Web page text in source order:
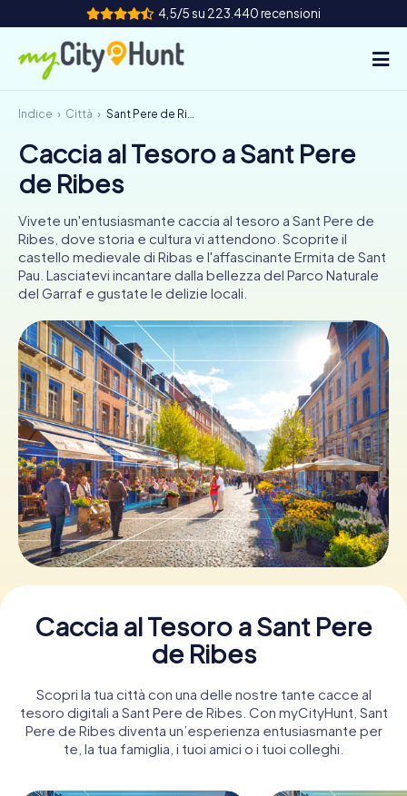
4,5/5 su 223.440 recensioni
Come funziona
Città
Team Building
Biglietti
INT AT CH
DE
ES
FR UK
IE
IT
NL
Prenota Biglietti
Acquista i Voucher
Indice Città Sant Pere de Ribes
Caccia al Tesoro a Sant Pere
de Ribes
Vivete un'entusiasmante caccia al tesoro a Sant Pere de
Ribes, dove storia e cultura vi attendono. Scoprite il
castello medievale di Ribas e l'affascinante Ermita de Sant
Pau. Lasciatevi incantare dalla bellezza del Parco Naturale
del Garraf e gustate le delizie locali.
Caccia al Tesoro a Sant Pere
de Ribes
Scopri la tua città con una delle nostre tante cacce al
tesoro digitali a Sant Pere de Ribes. Con myCityHunt, Sant
Pere de Ribes diventa un’esperienza entusiasmante per
te, la tua famiglia, i tuoi amici o i tuoi colleghi.